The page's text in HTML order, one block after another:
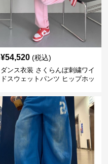
¥54,520 (税込)
ダンス衣装 さくらんぼ刺繍ワイ
ドスウェットパンツ ヒップホッ